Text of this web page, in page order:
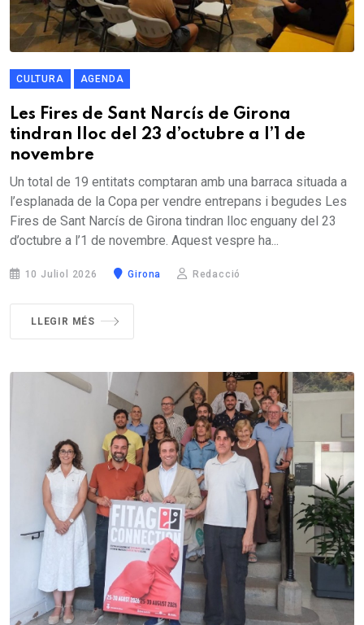
CULTURA AGENDA
Les Fires de Sant Narcís de Girona
tindran lloc del 23 d’octubre a l’1 de
novembre
Un total de 19 entitats comptaran amb una barraca situada a
l’esplanada de la Copa per vendre entrepans i begudes Les
Fires de Sant Narcís de Girona tindran lloc enguany del 23
d’octubre a l’1 de novembre. Aquest vespre ha...
10 Juliol 2026 Girona Redacció
LLEGIR MÉS